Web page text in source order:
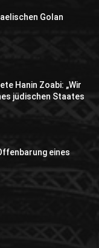
Golan
Hanin Zoabi: „Wir
jüdischen Staates
eines